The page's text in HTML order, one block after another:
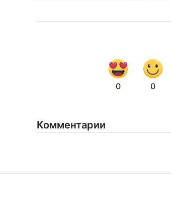
0 0
Комментарии